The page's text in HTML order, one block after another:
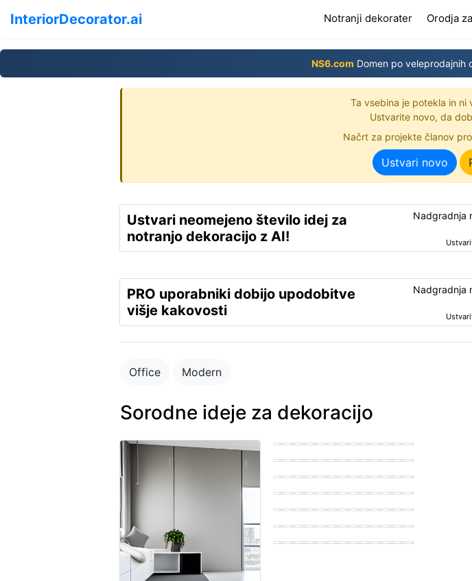
InteriorDecorator.ai Notranji dekorater(current)
Orodja
NS6.com Domen po veleprodajnih
Ta vsebina je potekla in ni
Ustvarite novo, da
Načrt za projekte članov
Ustvari novo
Ustvari neomejeno število idej za
notranjo dekoracijo z AI!
Nadgradnja
PRO uporabniki dobijo upodobitve
višje kakovosti
Nadgradnja
Office Modern
Sorodne ideje za dekoracijo